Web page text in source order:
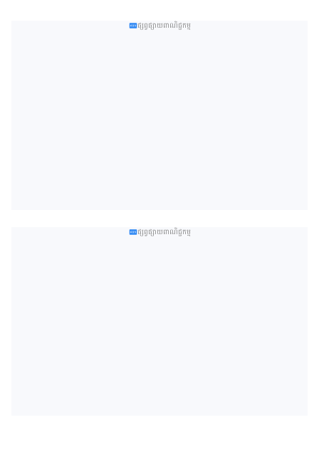
ផ្សព្វផ្សាយពាណិជ្ជកម្ម
ផ្សព្វផ្សាយពាណិជ្ជកម្ម